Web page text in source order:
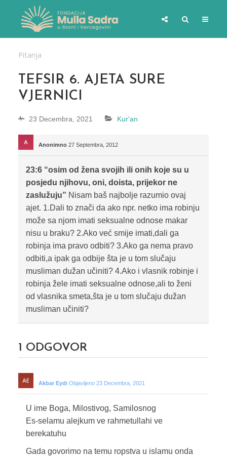
Pitanja
TEFSIR 6. AJETA SURE
VJERNICI
23 Decembra, 2021 Kur'an
Anonimno 27 Septembra, 2012
23:6 “osim od žena svojih ili onih koje su u
posjedu njihovu, oni, doista, prijekor ne
zaslužuju” Nisam baš najbolje razumio ovaj
ajet. 1.Dali to znači da ako npr. netko ima robinju
može sa njom imati seksualne odnose makar
nisu u braku? 2.Ako već smije imati,dali ga
robinja ima pravo odbiti? 3.Ako ga nema pravo
odbiti,a ipak ga odbije šta je u tom slučaju
musliman dužan učiniti? 4.Ako i vlasnik robinje i
robinja žele imati seksualne odnose,ali to ženi
od vlasnika smeta,šta je u tom slučaju dužan
musliman učiniti?
1 ODGOVOR
Akbar Eydi Objavljeno 23 Decembra, 2021
U ime Boga, Milostivog, Samilosnog
Es-selamu alejkum ve rahmetullahi ve
berekatuhu
Gada govorimo na temu ropstva u islamu onda